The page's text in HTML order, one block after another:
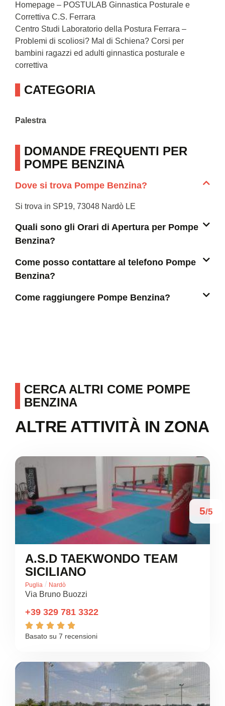
Homepage – POSTULAB Ginnastica Posturale e
Correttiva C.S. Ferrara
Centro Studi Laboratorio della Postura Ferrara –
Problemi di scoliosi? Mal di Schiena? Corsi per
bambini ragazzi ed adulti ginnastica posturale e
correttiva
CATEGORIA
Palestra
DOMANDE FREQUENTI PER
POMPE BENZINA
Dove si trova Pompe Benzina?
Si trova in SP19, 73048 Nardò LE
Quali sono gli Orari di Apertura per Pompe
Benzina?
Come posso contattare al telefono Pompe
Benzina?
Come raggiungere Pompe Benzina?
CERCA ALTRI COME POMPE
BENZINA
ALTRE ATTIVITÀ IN ZONA
5/5
A.S.D TAEKWONDO TEAM
SICILIANO
Puglia / Nardò
Via Bruno Buozzi
+39 329 781 3322
    
Basato su 7 recensioni